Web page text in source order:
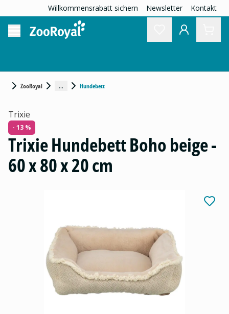
Willkommensrabatt sichern Newsletter Kontakt
ZooRoyal ... Hundebett
Trixie
- 13 %
Trixie Hundebett Boho beige -
60 x 80 x 20 cm